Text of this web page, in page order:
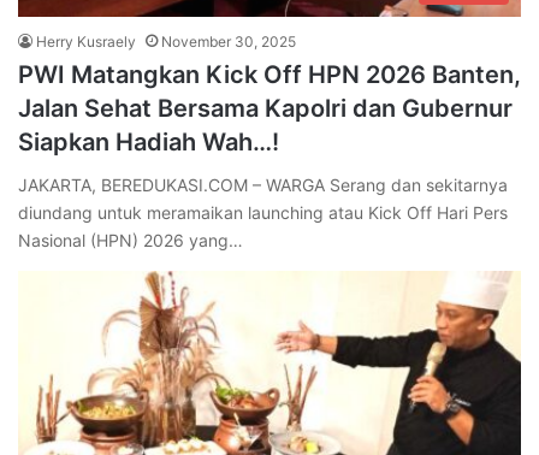
Herry Kusraely November 30, 2025
PWI Matangkan Kick Off HPN 2026 Banten,
Jalan Sehat Bersama Kapolri dan Gubernur
Siapkan Hadiah Wah…!
JAKARTA, BEREDUKASI.COM – WARGA Serang dan sekitarnya
diundang untuk meramaikan launching atau Kick Off Hari Pers
Nasional (HPN) 2026 yang…